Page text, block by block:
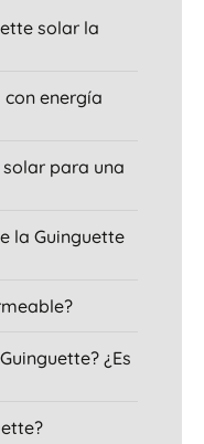
solar la
energía
para una
la Guinguette
¿Es